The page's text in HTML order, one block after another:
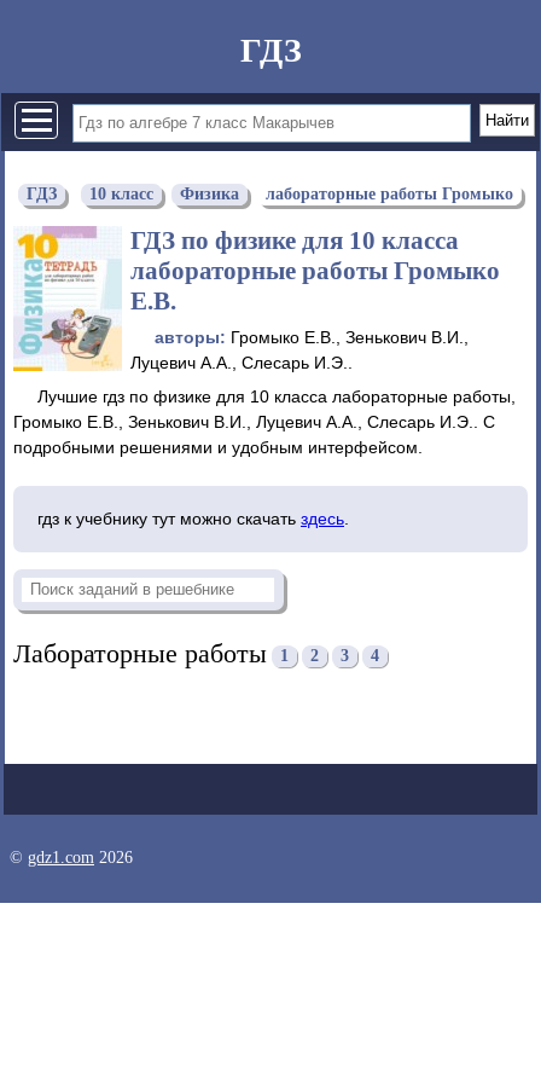
ГДЗ
ГДЗ 10 класс Физика лабораторные работы Громыко
ГДЗ по физике для 10 класса
лабораторные работы Громыко
Е.В.
авторы: Громыко Е.В., Зенькович В.И.,
Луцевич А.А., Слесарь И.Э..
Лучшие гдз по физике для 10 класса лабораторные работы,
Громыко Е.В., Зенькович В.И., Луцевич А.А., Слесарь И.Э.. С
подробными решениями и удобным интерфейсом.
гдз к учебнику тут можно скачать здесь.
Лабораторные работы 1 2 3 4
© gdz1.com 2026